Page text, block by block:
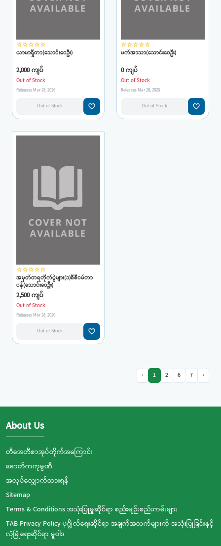
star_borderstar_borderstar_borderstar_borderstar_border
ယာမာရှီတာ(သောင်းဝေဦး)
2,000 ကျပ်
Out of Stock
Releases Mar 28, 2026
Out of Stock favorite_border
star_borderstar_borderstar_borderstar_borderstar_border
မက်အာသာ(သောင်းဝေဦး)
0 ကျပ်
Out of Stock
Releases Mar 28, 2026
Out of Stock favorite_border
star_borderstar_borderstar_borderstar_borderstar_border
အမှတ်တရတိုက်ပွဲများ(၁)စီစီဝမ်တာ
ပန်(သောင်းဝေဦး)
2,500 ကျပ်
Out of Stock
Releases Mar 28, 2026
Out of Stock favorite_border
‹ 1 2 6 7 ›
About Us
တီအေဘီစာအုပ်တိုက်အကြောင်း
ဇောတိကကုမ္ပဏီ
အလုပ်လျှောက်ထားရန်
Sitemap
Terms & Conditions အသုံးပြုမှုဆိုင်ရာ စည်းမျဉ်းစည်းကမ်းများ
TAB Privacy Policy ပုဂ္ဂိုလ်ရေးဆိုင်ရာ အချက်အလက်များကို အသုံးပြုခြင်းနှင့်
လုံခြုံရေးဆိုင်ရာ မူဝါဒ